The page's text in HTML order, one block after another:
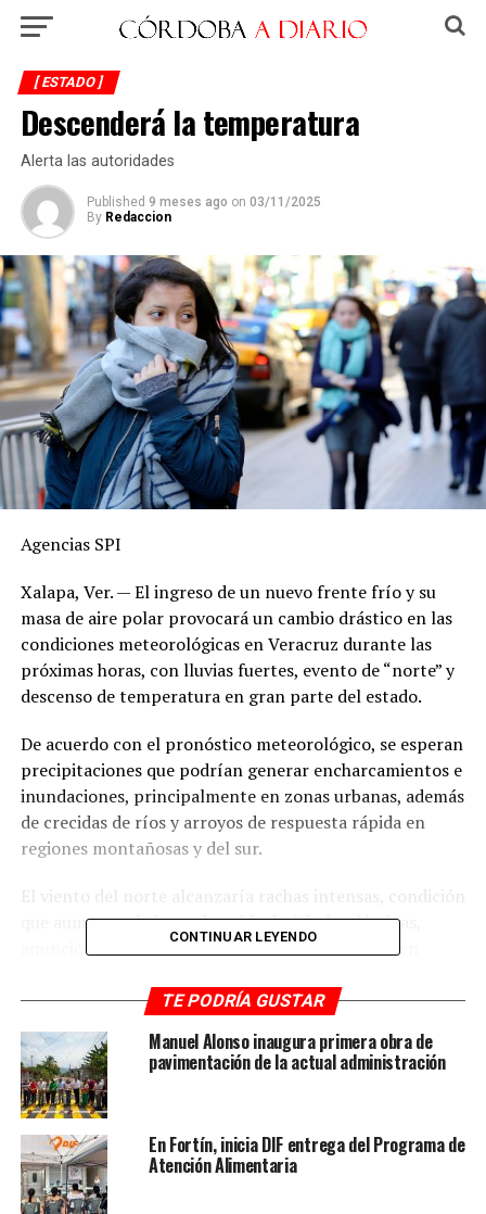
[ ESTADO ]
Descenderá la temperatura
Alerta las autoridades
Published 9 meses ago on 03/11/2025
By Redaccion
Agencias SPI
Xalapa, Ver. — El ingreso de un nuevo frente frío y su
masa de aire polar provocará un cambio drástico en las
condiciones meteorológicas en Veracruz durante las
próximas horas, con lluvias fuertes, evento de “norte” y
descenso de temperatura en gran parte del estado.
De acuerdo con el pronóstico meteorológico, se esperan
precipitaciones que podrían generar encharcamientos e
inundaciones, principalmente en zonas urbanas, además
de crecidas de ríos y arroyos de respuesta rápida en
regiones montañosas y del sur.
El viento del norte alcanzaría rachas intensas, condición
que aumenta el riesgo de caída de árboles, láminas,
anuncios y otros objetos, así como afectaciones en
En tramos carreteros con niebla o llovizna podría
presentarse reducción de visibilidad, por lo que se
recomienda extremar precauciones al conducir.
En áreas serranas, el enfriamiento será más notable por
la entrada de aire polar, por lo que autoridades locales
se preparan para atender a población vulnerable ante
posibles temperaturas muy bajas.
CONTINUAR LEYENDO
TE PODRÍA GUSTAR
Manuel Alonso inaugura primera obra de
pavimentación de la actual administración
En Fortín, inicia DIF entrega del Programa de
Atención Alimentaria